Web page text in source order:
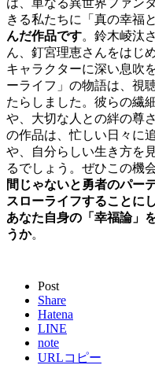
きる私たちに「真の幸福
んだ作品です。鈴木崚汰
ん、釘宮理恵さんをはじ
キャラクターに深い息吹
ーライフ」の物語は、視
たらしました。彼らの繊
や、大切な人との絆の尊
の作品は、忙しい日々に
や、自分らしい生き方を
るでしょう。ぜひこの機会
間じゃないと勇者のパー
スローライフすることに
あなた自身の「幸福論」
うか。
Post
Share
Hatena
LINE
note
URLコピー